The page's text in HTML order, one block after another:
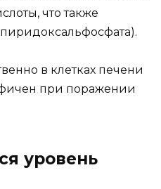
что также
в клетках печени
при поражении
уровень